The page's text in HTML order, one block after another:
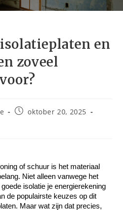
en
zoveel
oktober 20, 2025
of schuur is het materiaal
Niet alleen vanwege het
isolatie je energierekening
de populairste keuzes op dit
Maar wat zijn dat precies,